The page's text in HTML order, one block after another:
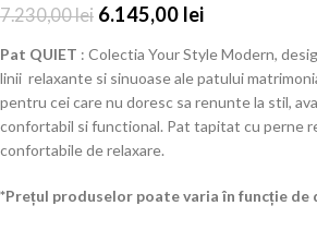
7.230,00lei 6.145,00 lei
Pat QUIET : Colectia Your Style Modern,
linii relaxante si sinuoase ale patului
pentru cei care nu doresc sa renunte la stil,
confortabil si functional. Pat tapitat cu perne
confortabile de relaxare.
*Prețul produselor poate varia în funcție de